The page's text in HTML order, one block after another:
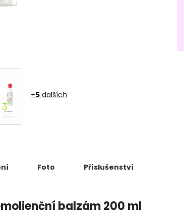
+5dalších
Foto Příslušenství
balzám 200 ml